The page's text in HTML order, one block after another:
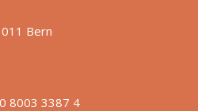
Bern
8003 3387 4